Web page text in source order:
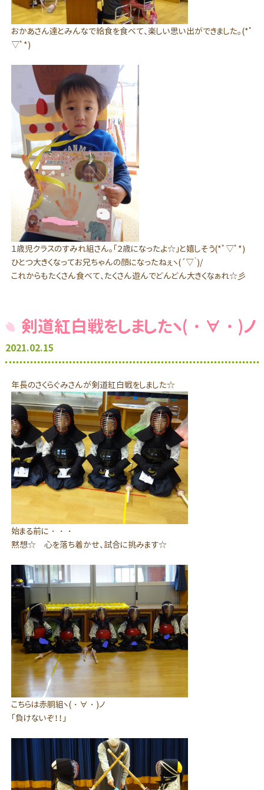
おかあさん達とみんなで給食を食べて、楽しい思い出ができました。(*ﾟ
▽ﾟ*)
１歳児クラスのすみれ組さん。「２歳になったよ☆」と嬉しそう(*ﾟ▽ﾟ*)
ひとつ大きくなってお兄ちゃんの顔になったねぇヽ(´▽｀)/
これからもたくさん食べて、たくさん遊んでどんどん大きくなぁれ☆彡
剣道紅白戦をしましたヽ(・∀・)ノ
2021.02.15
年長のさくらぐみさんが剣道紅白戦をしました☆
始まる前に・・・
黙想☆ 心を落ち着かせ、試合に挑みます☆
こちらは赤胴組ヽ(・∀・)ノ
「負けないぞ！！」